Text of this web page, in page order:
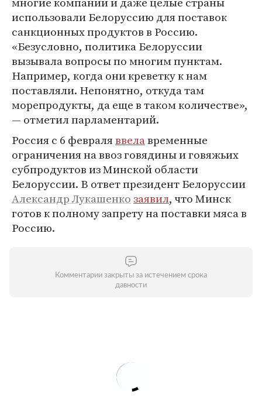
использовали Белоруссию для поставок
санкционных продуктов в Россию.
«Безусловно, политика Белоруссии
вызывала вопросы по многим пунктам.
Например, когда они креветку к нам
поставляли. Непонятно, откуда там
морепродукты, да еще в таком количестве»,
— отметил парламентарий.
Россия с 6 февраляввелавременные
ограничения на ввоз говядины и говяжьих
субпродуктов из Минской области
Белоруссии. В ответ президент Белоруссии
Александр Лукашенкозаявил, что Минск
готов к полному запрету на поставки мяса в
Россию.
Комментарии закрыты за истечением срока
давности